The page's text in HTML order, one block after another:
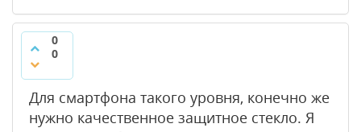
0
0
Для смартфона такого уровня, конечно же
нужно качественное защитное стекло. Я